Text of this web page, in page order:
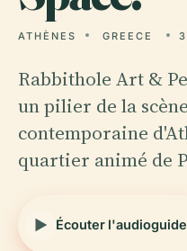
ATHÈNES GREECE
Rabbithole Art &
un pilier de la
contemporaine
quartier animé de
Écouter l'audioguide